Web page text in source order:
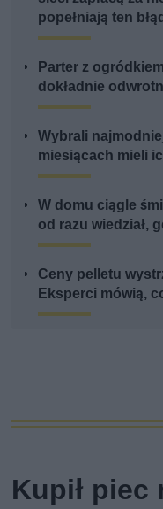
popełniają ten błąd
Parter z
dokładnie
Wybrali
miesiącach mieli
W domu ciągle
od razu wiedział,
Ceny pelletu
Eksperci mówią,
Kupił piec